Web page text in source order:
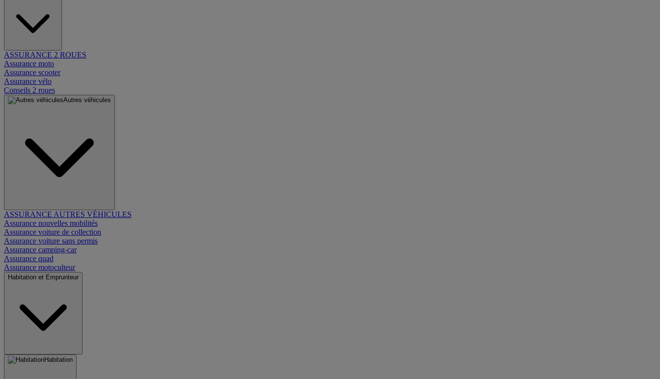
ASSURANCE 2 ROUES
Assurance moto
Assurance scooter
Assurance vélo
Conseils 2 roues
Autres véhicules
ASSURANCE AUTRES VÉHICULES
Assurance nouvelles mobilités
Assurance voiture de collection
Assurance voiture sans permis
Assurance camping-car
Assurance quad
Assurance motoculteur
Habitation et Emprunteur
Habitation